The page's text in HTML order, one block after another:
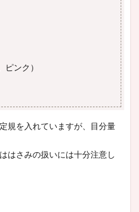
ンク）
規を入れていますが、目分量
はさみの扱いには十分注意し